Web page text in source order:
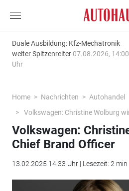
Duale Ausbildung: Kfz-Mechatronik
weiter Spitzenreiter 07.08.2026, 14:00
Uhr
Home Nachrichten
Autohandel
Volkswagen: Christine Wolburg
Volkswagen:
Chief Brand Officer
13.02.2025 14:33 Uhr | Lesezeit: 2 min